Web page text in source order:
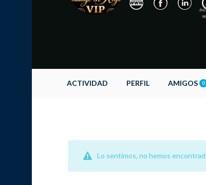
ACTIVIDAD PERFIL AMIGOS 0
Lo sentimos, no hemos